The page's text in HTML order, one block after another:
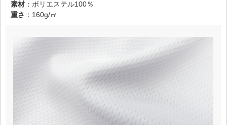
素材 ：ポリエステル100％
重さ ：160g/㎡